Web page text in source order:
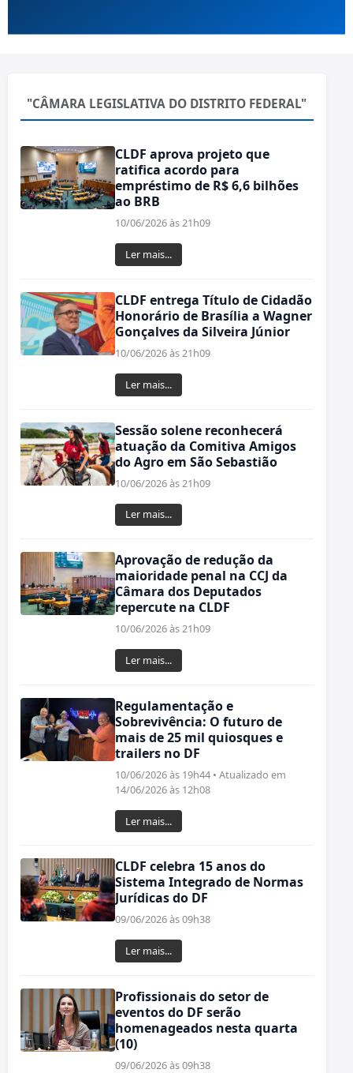
"CÂMARA LEGISLATIVA DO DISTRITO FEDERAL"
CLDF aprova projeto que
ratifica acordo para
empréstimo de R$ 6,6 bilhões
ao BRB
10/06/2026 às 21h09
Ler mais...
CLDF entrega Título de Cidadão
Honorário de Brasília a Wagner
Gonçalves da Silveira Júnior
10/06/2026 às 21h09
Ler mais...
Sessão solene reconhecerá
atuação da Comitiva Amigos
do Agro em São Sebastião
10/06/2026 às 21h09
Ler mais...
Aprovação de redução da
maioridade penal na CCJ da
Câmara dos Deputados
repercute na CLDF
10/06/2026 às 21h09
Ler mais...
Regulamentação e
Sobrevivência: O futuro de
mais de 25 mil quiosques e
trailers no DF
10/06/2026 às 19h44 • Atualizado em
14/06/2026 às 12h08
Ler mais...
CLDF celebra 15 anos do
Sistema Integrado de Normas
Jurídicas do DF
09/06/2026 às 09h38
Ler mais...
Profissionais do setor de
eventos do DF serão
homenageados nesta quarta
(10)
09/06/2026 às 09h38